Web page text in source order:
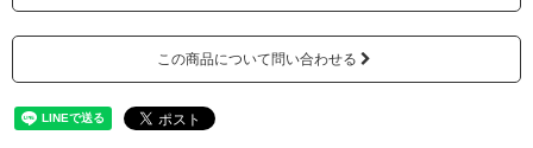
この商品について問い合わせる